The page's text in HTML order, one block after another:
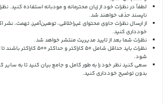
لطفاً در نظرات خود از زبان محترمانه و مودبانه استفاده کنید.
ناپسند حذف خواهند شد.
از ارسال نظرات حاوی محتوای غیراخلاقی، توهین‌آمیز، تهمت،
خودداری کنید.
نظرات شما بعد از تایید مدیریت منتشر خواهد شد.
نظرات باید حداقل شامل 50
شود.
سعی کنید نظر خود را به طور کامل و جامع بیان کنید تا به سایر
بدون توضیح خودداری کنید.